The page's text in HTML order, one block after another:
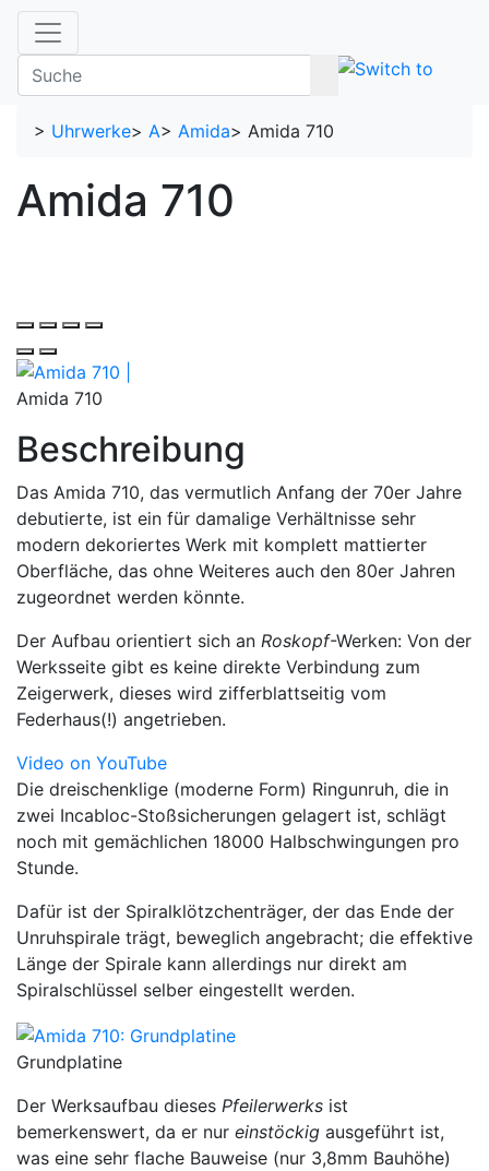
> Uhrwerke> A> Amida> Amida 710
Amida 710
Amida 710
Beschreibung
Das Amida 710, das vermutlich Anfang der 70er Jahre
debutierte, ist ein für damalige Verhältnisse sehr
modern dekoriertes Werk mit komplett mattierter
Oberfläche, das ohne Weiteres auch den 80er Jahren
zugeordnet werden könnte.
Der Aufbau orientiert sich an Roskopf-Werken: Von der
Werksseite gibt es keine direkte Verbindung zum
Zeigerwerk, dieses wird zifferblattseitig vom
Federhaus(!) angetrieben.
Video on YouTube
Die dreischenklige (moderne Form) Ringunruh, die in
zwei Incabloc-Stoßsicherungen gelagert ist, schlägt
noch mit gemächlichen 18000 Halbschwingungen pro
Stunde.
Dafür ist der Spiralklötzchenträger, der das Ende der
Unruhspirale trägt, beweglich angebracht; die effektive
Länge der Spirale kann allerdings nur direkt am
Spiralschlüssel selber eingestellt werden.
Grundplatine
Der Werksaufbau dieses Pfeilerwerks ist
bemerkenswert, da er nur einstöckig ausgeführt ist,
was eine sehr flache Bauweise (nur 3,8mm Bauhöhe)